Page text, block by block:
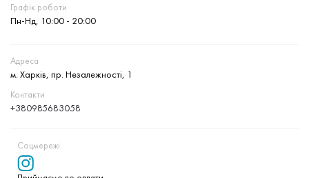
Графік роботи
Пн-Нд, 10:00 - 20:00
Адреса
м. Харків, пр. Незалежності, 1
Контакти
+380985683058
Соцмережі